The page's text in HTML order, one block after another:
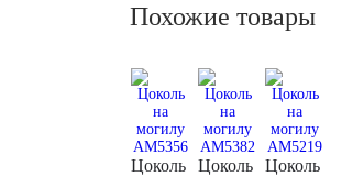
Похожие товары
Цоколь
Цоколь
Цоколь